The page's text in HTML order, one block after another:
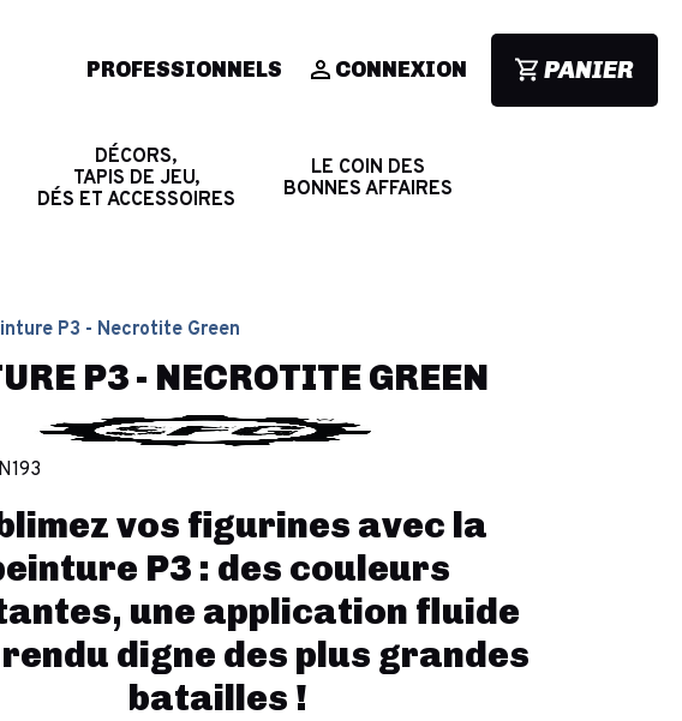
PROFESSIONNELS CONNEXION PANIER
DÉCORS,
TAPIS DE JEU,
DÉS ET ACCESSOIRES
LE COIN DES
BONNES AFFAIRES
P3 - Necrotite Green
P3 - NECROTITE GREEN
vos figurines avec la
P3 : des couleurs
une application fluide
digne des plus grandes
batailles !